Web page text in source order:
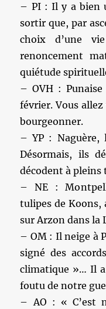
– PI : Il y a bien
sortir que, par
choix d’une
renoncement
quiétude
– OVH :
février. Vous
bourgeonner.
– YP : Naguère,
Désormais, ils
décodent à pleins
– NE :
tulipes de Koons,
sur Arzon dans la
– OM : Il neige à
signé des
climatique »… Il
foutu de notre
– AO : « C’est